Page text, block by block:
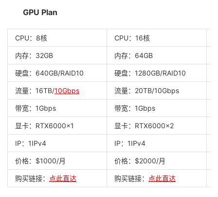
GPU Plan
CPU：8核 CPU：16核
内存：32GB 内存：64GB
硬盘：640GB/RAID10 硬盘：1280GB/RAID10
流量：16TB/10Gbps 流量：20TB/10Gbps
带宽：1Gbps 带宽：1Gbps
显卡：RTX6000x1 显卡：RTX6000x2
IP：1IPv4 IP：1IPv4
价格：$1000/月 价格：$2000/月
购买链接： 点此直达 购买链接： 点此直达